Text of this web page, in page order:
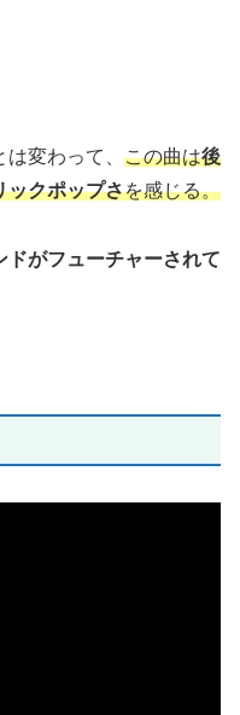
は変わって、 この曲は後
ックポップさを感じる。
ドがフューチャーされて